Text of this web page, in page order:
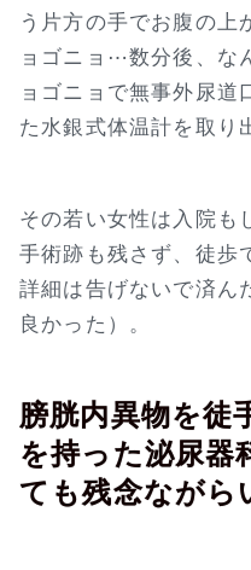
う片方の手でお腹の上
ョゴニョ⋯数分後、な
ョゴニョで無事外尿道
た水銀式体温計を取り
その若い女性は入院も
手術跡も残さず、徒歩
詳細は告げないで済ん
良かった）。
膀胱内異物を徒
を持った泌尿器
ても残念ながら